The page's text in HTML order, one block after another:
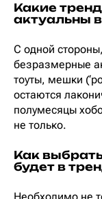
Какие
актуальны
С одной
безразмерные
тоуты, мешки
остаются
полумесяцы
не только.
Как
будет в